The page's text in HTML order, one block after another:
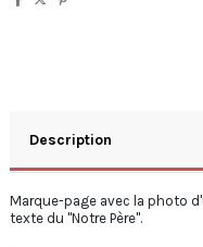
Description
Marque-page avec la photo
texte du "Notre Père".